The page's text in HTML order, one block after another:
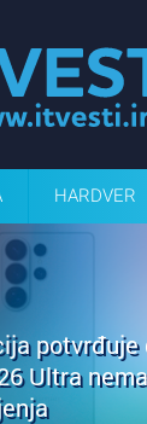
HARDVER
potvrđuje
Ultra nema